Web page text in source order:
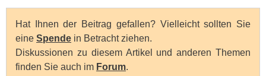
Hat Ihnen der Beitrag gefallen? Vielleicht sollten Sie
eine Spende in Betracht ziehen.
Diskussionen zu diesem Artikel und anderen Themen
finden Sie auch im Forum.